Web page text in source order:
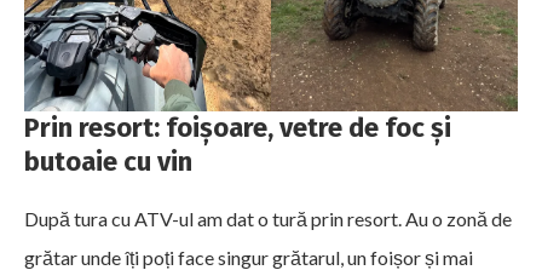
Prin resort: foișoare, vetre de foc și
butoaie cu vin
După tura cu ATV-ul am dat o tură prin resort. Au o zonă de
grătar unde îți poți face singur grătarul, un foișor și mai